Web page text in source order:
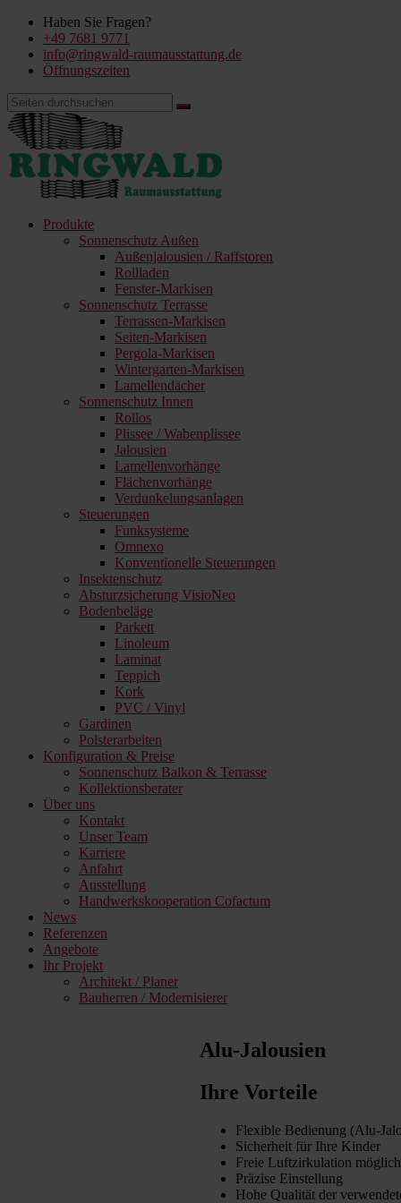
Haben Sie Fragen?
+49 7681 9771
info@ringwald-raumausstattung.de
Öffnungszeiten
Produkte
Sonnenschutz Außen
Außenjalousien / Raffstoren
Rollladen
Fenster-Markisen
Sonnenschutz Terrasse
Terrassen-Markisen
Seiten-Markisen
Pergola-Markisen
Wintergarten-Markisen
Lamellendächer
Sonnenschutz Innen
Rollos
Plissee / Wabenplissee
Jalousien
Lamellenvorhänge
Flächenvorhänge
Verdunkelungsanlagen
Steuerungen
Funksysteme
Omnexo
Konventionelle Steuerungen
Insektenschutz
Absturzsicherung VisioNeo
Bodenbeläge
Parkett
Linoleum
Laminat
Teppich
Kork
PVC / Vinyl
Gardinen
Polsterarbeiten
Konfiguration & Preise
Sonnenschutz Balkon & Terrasse
Kollektionsberater
Über uns
Kontakt
Unser Team
Karriere
Anfahrt
Ausstellung
Handwerkskooperation Cofactum
News
Referenzen
Angebote
Ihr Projekt
Architekt / Planer
Bauherren / Modernisierer
Alu-Jalousien
Ihre Vorteile
Flexible Bedienung (Alu-
Sicherheit für Ihre Kinder
Freie Luftzirkulation möglich
Präzise Einstellung
Hohe Qualität der